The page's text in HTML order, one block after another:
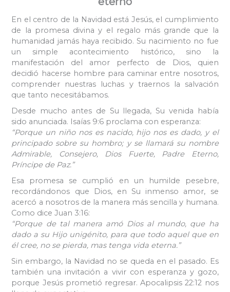
En el centro de la Navidad está Jesús, el cumplimiento
de la promesa divina y el regalo más grande que la
humanidad jamás haya recibido. Su nacimiento no fue
un simple acontecimiento histórico, sino la
manifestación del amor perfecto de Dios, quien
decidió hacerse hombre para caminar entre nosotros,
comprender nuestras luchas y traernos la salvación
que tanto necesitábamos.
Desde mucho antes de Su llegada, Su venida había
sido anunciada. Isaías 9:6 proclama con esperanza:
“Porque un niño nos es nacido, hijo nos es dado, y el
principado sobre su hombro; y se llamará su nombre
Admirable, Consejero, Dios Fuerte, Padre Eterno,
Príncipe de Paz.”
Esa promesa se cumplió en un humilde pesebre,
recordándonos que Dios, en Su inmenso amor, se
acercó a nosotros de la manera más sencilla y humana.
Como dice Juan 3:16:
“Porque de tal manera amó Dios al mundo, que ha
dado a su Hijo unigénito, para que todo aquel que en
él cree, no se pierda, mas tenga vida eterna.”
Sin embargo, la Navidad no se queda en el pasado. Es
también una invitación a vivir con esperanza y gozo,
porque Jesús prometió regresar. Apocalipsis 22:12 nos